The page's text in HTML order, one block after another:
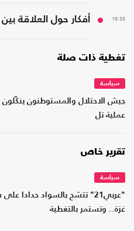
19:33 أفكار حول العلاقة
تغطية ذات صلة
سياسة
جيش الاحتلال والمستوطنون ينكّلون
عملية تل
تقرير خاص
سياسة
"عربي21" تتشح بالسواد حدادا
غزة.. وتستمر بالتغطية